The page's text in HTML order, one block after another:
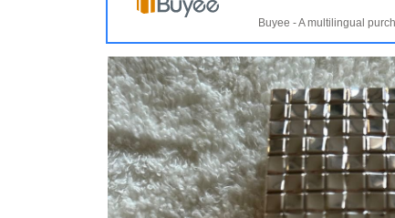
Buyee - A multilingual